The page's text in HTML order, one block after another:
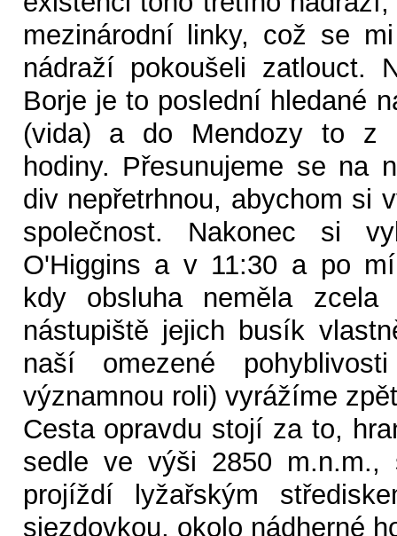
mezinárodní linky, což se
nádraží pokoušeli zatlouct.
Borje je to poslední hledané
(vida) a do Mendozy to z
hodiny. Přesunujeme se na
div nepřetrhnou, abychom si
společnost. Nakonec si
O'Higgins a v 11:30 a po
kdy obsluha neměla
nástupiště jejich busík
naší omezené
významnou roli) vyrážíme
Cesta opravdu stojí za to,
sedle ve výši 2850 m.n.m.,
projíždí lyžařským
sjezdovkou, okolo nádherné